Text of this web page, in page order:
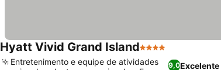
Hyatt Vivid Grand Island4 Estrelas
9,0Excelente
Entretenimento e equipe de atividades